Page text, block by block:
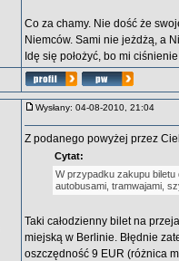
Co za chamy. Nie dość że
Niemców. Sami nie jeżdżą, a
Idę się położyć, bo mi
Wysłany: 04-08-2010, 21:04
Z podanego powyżej przez
Cytat:
W przypadku zakupu
autobusami, tramwajami,
Taki całodzienny bilet na
miejską w Berlinie. Błędnie
oszczędność 9 EUR (różnica